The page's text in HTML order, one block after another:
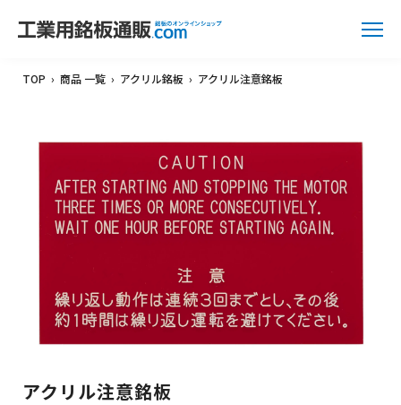
TOP › 商品 一覧 › アクリル銘板 › アクリル注意銘板
アクリル注意銘板